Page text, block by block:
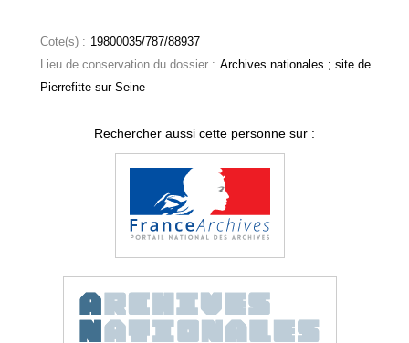
Cote(s) : 19800035/787/88937
Lieu de conservation du dossier : Archives nationales ; site de
Pierrefitte-sur-Seine
Rechercher aussi cette personne sur :